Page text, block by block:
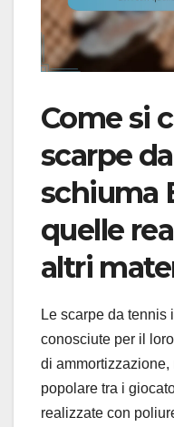
Come si
scarpe
schiuma
quelle
altri
Le scarpe da tennis
conosciute per il
di
popolare tra i
realizzate con